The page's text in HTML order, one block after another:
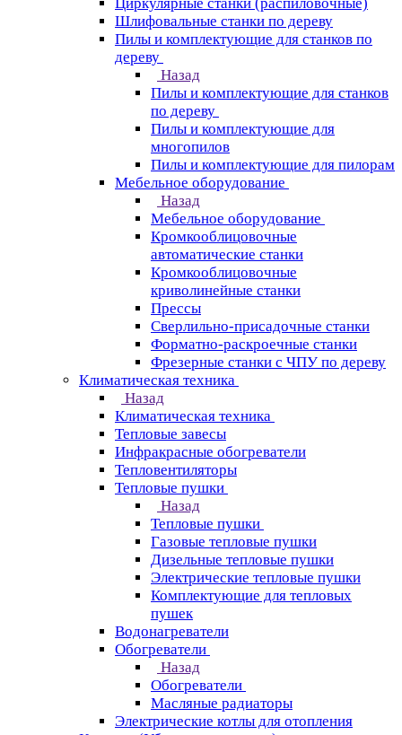
Шлифовальные станки по дереву
Пилы и комплектующие для станков по
дереву
Назад
Пилы и комплектующие для станков
по дереву
Пилы и комплектующие для
многопилов
Пилы и комплектующие для пилорам
Мебельное оборудование
Назад
Мебельное оборудование
Кромкооблицовочные
автоматические станки
Кромкооблицовочные
криволинейные станки
Прессы
Сверлильно-присадочные станки
Форматно-раскроечные станки
Фрезерные станки с ЧПУ по дереву
Климатическая техника
Назад
Климатическая техника
Тепловые завесы
Инфракрасные обогреватели
Тепловентиляторы
Тепловые пушки
Назад
Тепловые пушки
Газовые тепловые пушки
Дизельные тепловые пушки
Электрические тепловые пушки
Комплектующие для тепловых
пушек
Водонагреватели
Обогреватели
Назад
Обогреватели
Масляные радиаторы
Электрические котлы для отопления